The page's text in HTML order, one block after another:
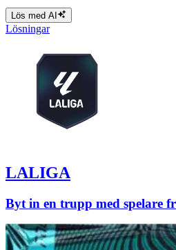
Lös med AI
Lösningar
LALIGA
Byt in en trupp med spelare